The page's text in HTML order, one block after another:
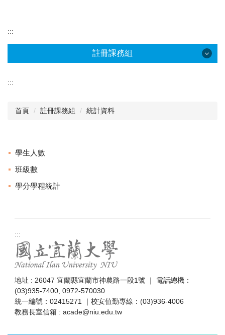
:::
註冊課務組
最新消息
相關章則
註冊學雜費專區
學籍及成績
跨領域修讀專區
教室資訊
各項申辦流程
表格下載
:::
首頁 註冊課務組 統計資料
學生人數
班級數
學分學程統計
:::
地址 : 26047 宜蘭縣宜蘭市神農路一段1號 ｜ 電話總機：
(03)935-7400, 0972-570030
統一編號：02415271 ｜校安值勤專線：(03)936-4006
教務長室信箱 : acade@niu.edu.tw